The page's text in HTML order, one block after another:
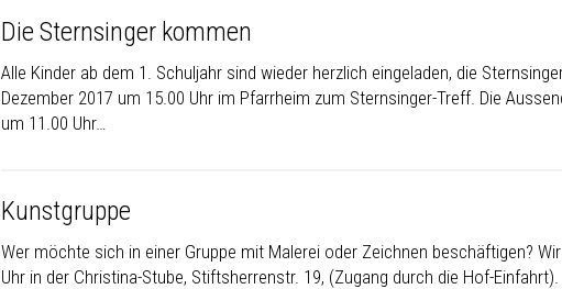
Die Sternsinger kommen
Alle Kinder ab dem 1. Schuljahr sind wieder herzlich eingeladen, die
Dezember 2017 um 15.00 Uhr im Pfarrheim zum Sternsinger-Treff. Die
um 11.00 Uhr…
Kunstgruppe
Wer möchte sich in einer Gruppe mit Malerei oder Zeichnen beschäftigen?
Uhr in der Christina-Stube, Stiftsherrenstr. 19, (Zugang durch die Hof-